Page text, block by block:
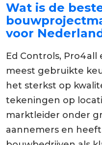
Wat is de
voor
Ed Controls, Pro4all
meest gebruikte
het sterkst op
tekeningen op
marktleider onder
aannemers en